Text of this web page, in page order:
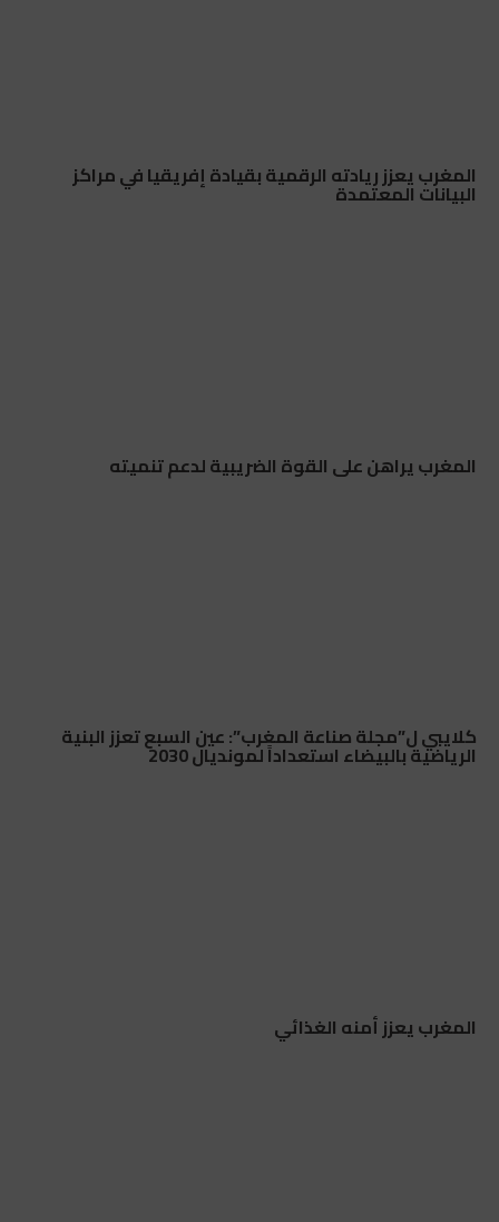
المغرب يعزز ريادته الرقمية بقيادة إفريقيا في مراكز
البيانات المعتمدة
المغرب يراهن على القوة الضريبية لدعم تنميته
كلايبي ل”مجلة صناعة المغرب”: عين السبع تعزز البنية
الرياضية بالبيضاء استعداداً لمونديال 2030
المغرب يعزز أمنه الغذائي